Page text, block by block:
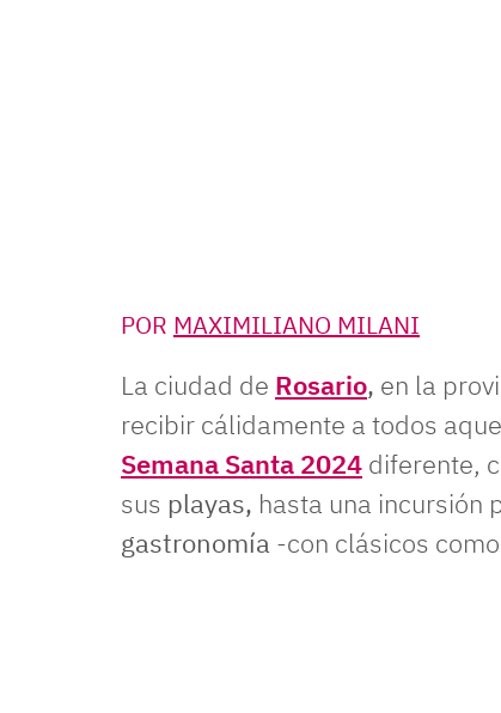
POR MAXIMILIANO MILANI
La ciudad de Rosario, en la
recibir cálidamente a todos
Semana Santa 2024 diferente,
sus playas, hasta una incursión
gastronomía -con clásicos